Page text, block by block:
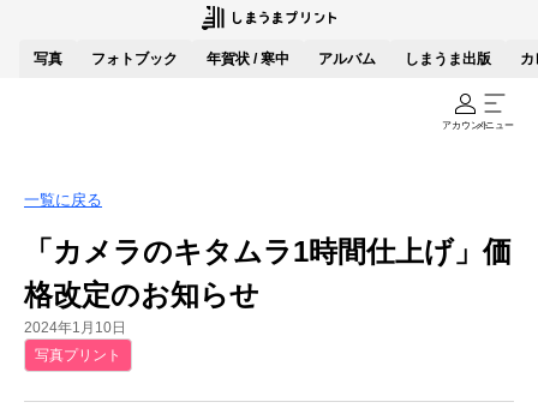
写真 フォトブック 年賀状 / 寒中 アルバム しまうま出版 カ
アカウントメニュー
一覧に戻る
「カメラのキタムラ1時間仕上げ」価
格改定のお知らせ
2024年1月10日
写真プリント